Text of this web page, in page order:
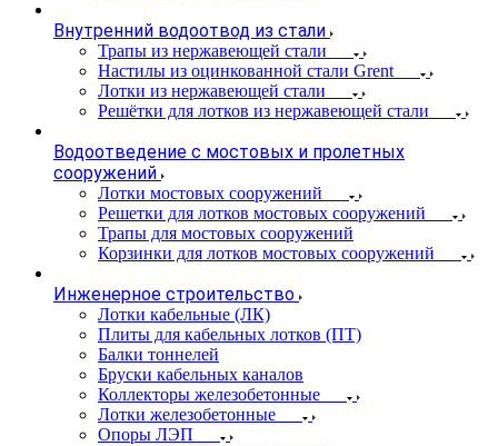
Внутренний водоотвод из стали
Трапы из нержавеющей стали
Настилы из оцинкованной стали Grent
Лотки из нержавеющей стали
Решётки для лотков из нержавеющей стали
Водоотведение с мостовых и пролетных
сооружений
Лотки мостовых сооружений
Решетки для лотков мостовых сооружений
Трапы для мостовых сооружений
Корзинки для лотков мостовых сооружений
Инженерное строительство
Лотки кабельные (ЛК)
Плиты для кабельных лотков (ПТ)
Балки тоннелей
Бруски кабельных каналов
Коллекторы железобетонные
Лотки железобетонные
Опоры ЛЭП